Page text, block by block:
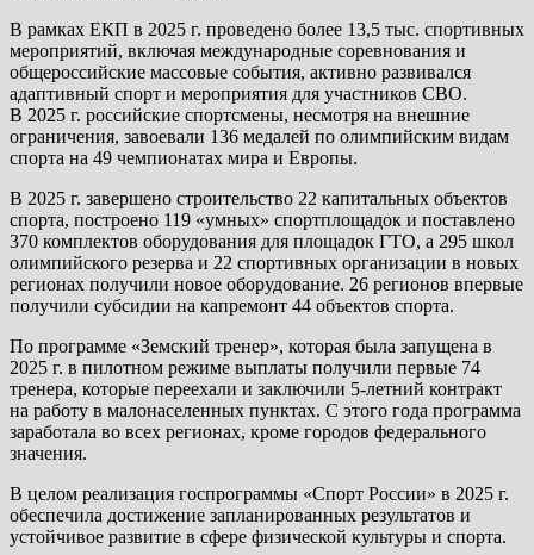
В рамках ЕКП в 2025 г. проведено более 13,5 тыс. спортивных
мероприятий, включая международные соревнования и
общероссийские массовые события, активно развивался
адаптивный спорт и мероприятия для участников СВО.
В 2025 г. российские спортсмены, несмотря на внешние
ограничения, завоевали 136 медалей по олимпийским видам
спорта на 49 чемпионатах мира и Европы.
В 2025 г. завершено строительство 22 капитальных объектов
спорта, построено 119 «умных» спортплощадок и поставлено
370 комплектов оборудования для площадок ГТО, а 295 школ
олимпийского резерва и 22 спортивных организации в новых
регионах получили новое оборудование. 26 регионов впервые
получили субсидии на капремонт 44 объектов спорта.
По программе «Земский тренер», которая была запущена в
2025 г. в пилотном режиме выплаты получили первые 74
тренера, которые переехали и заключили 5-летний контракт
на работу в малонаселенных пунктах. С этого года программа
заработала во всех регионах, кроме городов федерального
значения.
В целом реализация госпрограммы «Спорт России» в 2025 г.
обеспечила достижение запланированных результатов и
устойчивое развитие в сфере физической культуры и спорта.